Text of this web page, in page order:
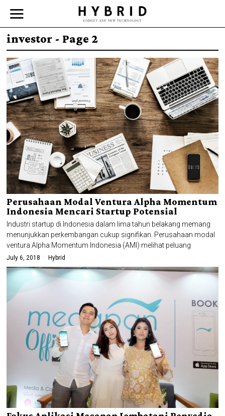
investor - Page 2
Perusahaan Modal Ventura Alpha Momentum
Indonesia Mencari Startup Potensial
Industri startup di Indonesia dalam lima tahun belakang memang
menunjukkan perkembangan cukup signifikan. Perusahaan modal
ventura Alpha Momentum Indonesia (AMI) melihat peluang
July 6, 2018 Hybrid